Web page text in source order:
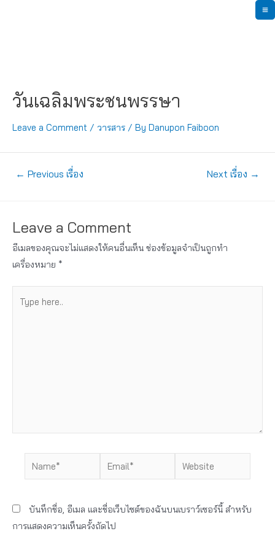
วันเฉลิมพระชนพรรษา
Leave a Comment / วารสาร / By Danupon Faiboon
แนะแนว
← Previous เรื่อง Next เรื่อง →
Leave a Comment
อีเมลของคุณจะไม่แสดงให้คนอื่นเห็น ช่องข้อมูลจำเป็นถูกทำ
เครื่องหมาย *
here..
Name* Email* Website
บันทึกชื่อ, อีเมล และชื่อเว็บไซต์ของฉันบนเบราว์เซอร์นี้ สำหรับ
การแสดงความเห็นครั้งถัดไป